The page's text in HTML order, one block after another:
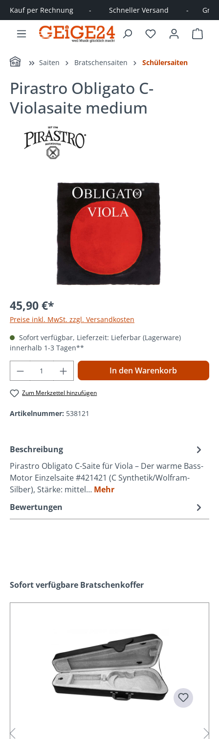
springen
Kauf per Rechnung        -         Schneller Versand         -
Home Saiten Bratschensaiten Schülersaiten
Pirastro Obligato C-
Violasaite medium
Bildergalerie überspringen
45,90 €*
Preise inkl. MwSt. zzgl. Versandkosten
Sofort verfügbar, Lieferzeit: Lieferbar (Lagerware)
innerhalb 1-3 Tagen**
Produkt Anzahl: Gib den gewünschten
In den Warenkorb
Zum Merkzettel hinzufügen
Artikelnummer: 538121
Beschreibung
Pirastro Obligato C-Saite für Viola – Der warme Bass-
Motor Einzelsaite #421421 (C Synthetik/Wolfram-
Silber), Stärke: mittel… Mehr
Bewertungen
Produktgalerie überspringen
Sofort verfügbare Bratschenkoffer